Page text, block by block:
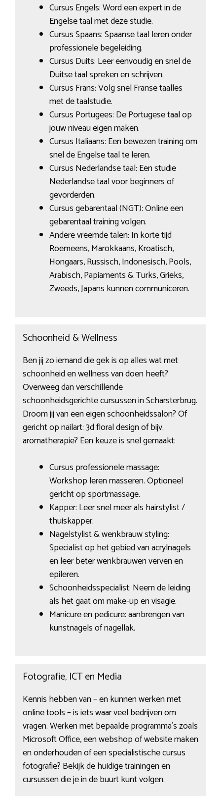
Cursus Engels: Word een expert in de
Engelse taal met deze studie.
Cursus Spaans: Spaanse taal leren onder
professionele begeleiding.
Cursus Duits: Leer eenvoudig en snel de
Duitse taal spreken en schrijven.
Cursus Frans: Volg snel Franse taalles
met de taalstudie.
Cursus Portugees: De Portugese taal op
jouw niveau eigen maken.
Cursus Italiaans: Een bewezen training om
snel de Engelse taal te leren.
Cursus Nederlandse taal: Een studie
Nederlandse taal voor beginners of
gevorderden.
Cursus gebarentaal (NGT): Online een
gebarentaal training volgen.
Andere vreemde talen: In korte tijd
Roemeens, Marokkaans, Kroatisch,
Hongaars, Russisch, Indonesisch, Pools,
Arabisch, Papiaments & Turks, Grieks,
Zweeds, Japans kunnen communiceren.
Schoonheid & Wellness
Ben jij zo iemand die gek is op alles wat met
schoonheid en wellness van doen heeft?
Overweeg dan verschillende
schoonheidsgerichte cursussen in Scharsterbrug.
Droom jij van een eigen schoonheidssalon? Of
gericht op nailart: 3d floral design of bijv.
aromatherapie? Een keuze is snel gemaakt:
Cursus professionele massage:
Workshop leren masseren. Optioneel
gericht op sportmassage.
Kapper: Leer snel meer als hairstylist /
thuiskapper.
Nagelstylist & wenkbrauw styling:
Specialist op het gebied van acrylnagels
en leer beter wenkbrauwen verven en
epileren.
Schoonheidsspecialist: Neem de leiding
als het gaat om make-up en visagie.
Manicure en pedicure: aanbrengen van
kunstnagels of nagellak.
Fotografie, ICT en Media
Kennis hebben van – en kunnen werken met
online tools – is iets waar veel bedrijven om
vragen. Werken met bepaalde programma’s zoals
Microsoft Office, een webshop of website maken
en onderhouden of een specialistische cursus
fotografie? Bekijk de huidige trainingen en
cursussen die je in de buurt kunt volgen.